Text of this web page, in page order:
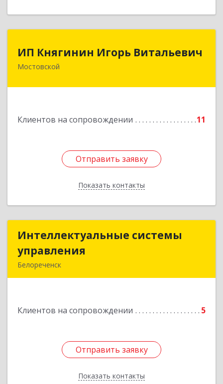
ИП Княгинин Игорь Витальевич
Мостовской
Клиентов на сопровождении 11
Отправить заявку
Показать контакты
352570, Краснодарский край, Мостовский р-н,
Отправить заявку
Назад
Интеллектуальные системы
управления
Белореченск
Клиентов на сопровождении 5
Отправить заявку
Показать контакты
Интеллектуальные системы
Подробнее
Отправить заявку
Назад